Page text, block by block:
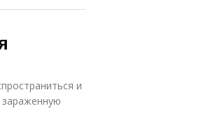
и